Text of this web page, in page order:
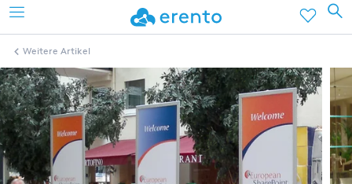
Weitere Artikel